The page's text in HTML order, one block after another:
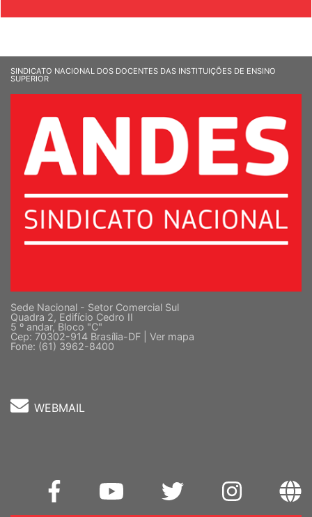
SINDICATO NACIONAL DOS DOCENTES DAS INSTITUIÇÕES DE ENSINO
SUPERIOR
Sede Nacional - Setor Comercial Sul
Quadra 2, Edifício Cedro II
5 º andar, Bloco "C"
Cep: 70302-914 Brasília-DF | Ver mapa
Fone: (61) 3962-8400
WEBMAIL